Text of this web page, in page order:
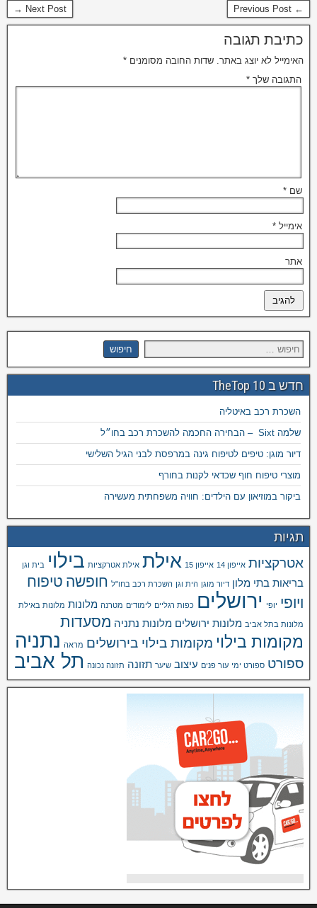
← Previous Post
Next Post →
כתיבת תגובה
האימייל לא יוצג באתר. שדות החובה מסומנים *
התגובה שלך *
שם *
אימייל *
אתר
חדש ב TheTop 10
השכרת רכב באיטליה
שלמה Sixt – הבחירה החכמה להשכרת רכב בחו״ל
דיור מוגן: טיפים לטיפוח גינה במרפסת לבני הגיל השלישי
מוצרי טיפוח חוף שכדאי לקנות בחורף
ביקור במוזיאון עם הילדים: חוויה משפחתית מעשירה
תגיות
אטרקציות אייפון 14 אייפון 15 אילת אילת אטרקציות בילוי בית וגן
בריאות בתי מלון דיור מוגן הית וגן השכרת רכב בחו"ל חופשה טיפוח
ויופי יופי ירושלים כפות רגליים לימודים מטרנה מלונות מלונות באילת
מלונות בתל אביב מלונות ירושלים מלונות נתניה מסעדות
מקומות בילוי מקומות בילוי בירושלים מראה נתניה
ספורט ספורט ימי עור פנים עיצוב שיער תזונה תזונה נכונה תל אביב